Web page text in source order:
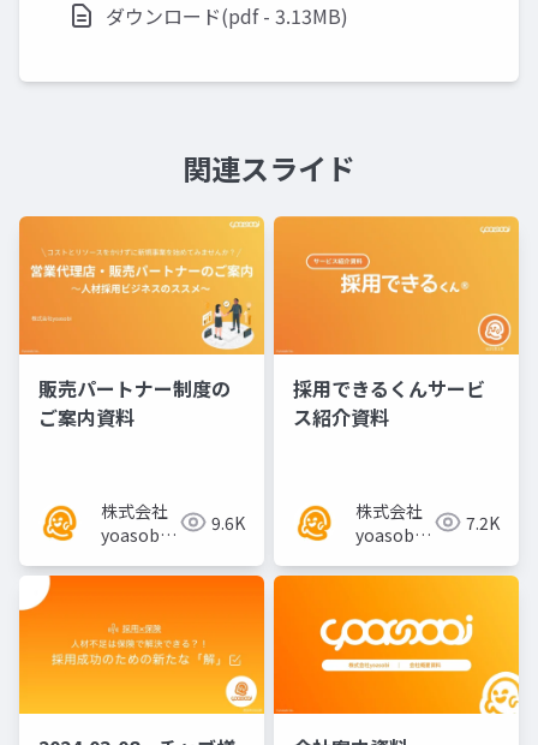
ダウンロード(pdf - 3.13MB)
関連スライド
販売パートナー制度の
ご案内資料
株式会社
yoasobi
ナー様
9.6K
採用できるくんサービ
ス紹介資料
株式会社
yoasobi
ナー様
7.2K